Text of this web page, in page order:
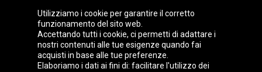
Gruppo Oponeo
Utilizziamo i cookie per garantire il corretto
funzionamento del sito web.
Accettando tutti i cookie, ci permetti di adattare i
nostri contenuti alle tue esigenze quando fai
acquisti in base alle tue preferenze.
Elaboriamo i dati ai fini di: facilitare l'utilizzo dei